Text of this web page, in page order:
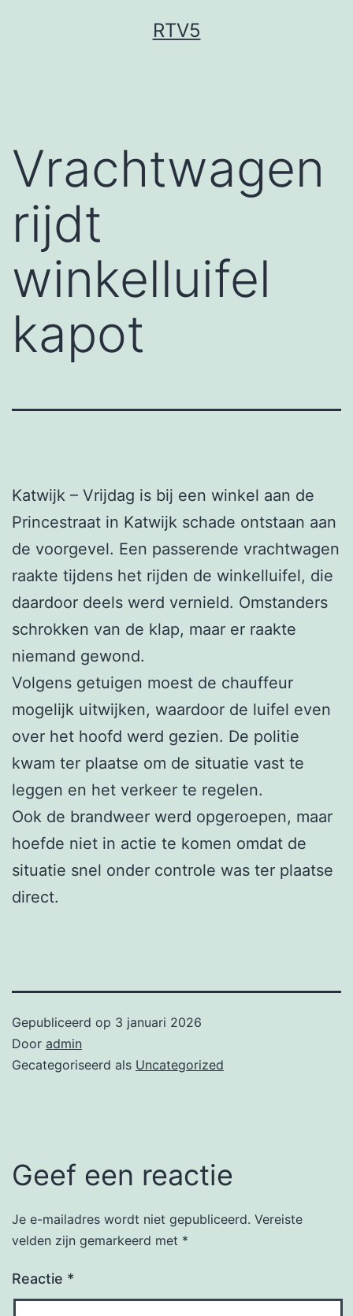
RTV5
Vrachtwagen
rijdt
winkelluifel
kapot
Katwijk – Vrijdag is bij een winkel aan de
Princestraat in Katwijk schade ontstaan aan
de voorgevel. Een passerende vrachtwagen
raakte tijdens het rijden de winkelluifel, die
daardoor deels werd vernield. Omstanders
schrokken van de klap, maar er raakte
niemand gewond.
Volgens getuigen moest de chauffeur
mogelijk uitwijken, waardoor de luifel even
over het hoofd werd gezien. De politie
kwam ter plaatse om de situatie vast te
leggen en het verkeer te regelen.
Ook de brandweer werd opgeroepen, maar
hoefde niet in actie te komen omdat de
situatie snel onder controle was ter plaatse
direct.
Gepubliceerd op 3 januari 2026
Door admin
Gecategoriseerd als Uncategorized
Geef een reactie
Je e-mailadres wordt niet gepubliceerd. Vereiste
velden zijn gemarkeerd met *
Reactie *